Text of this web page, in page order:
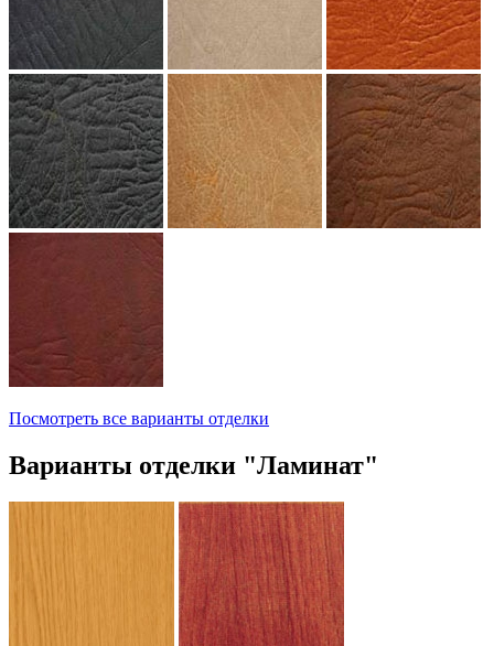
Посмотреть все варианты отделки
Варианты отделки "Ламинат"